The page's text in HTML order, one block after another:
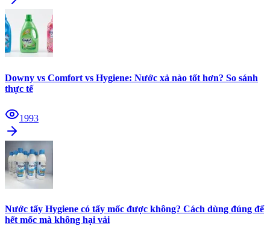
Downy vs Comfort vs Hygiene: Nước xả nào tốt hơn? So sánh
thực tế
1993
Nước tẩy Hygiene có tẩy mốc được không? Cách dùng đúng để
hết mốc mà không hại vải